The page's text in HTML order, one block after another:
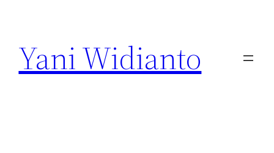
konten
Yani Widianto